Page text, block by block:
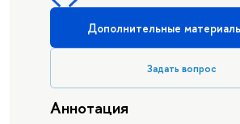
Дополнительные
Задать вопрос
Аннотация